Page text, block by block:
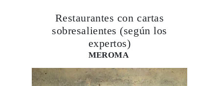
expertos)
MEROMA